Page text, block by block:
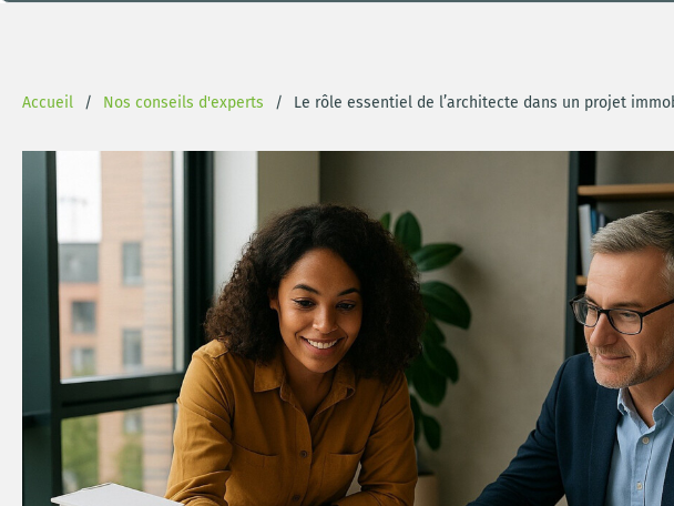
Accueil Nos conseils d'experts Le rôle essentiel de l’architecte dans un projet